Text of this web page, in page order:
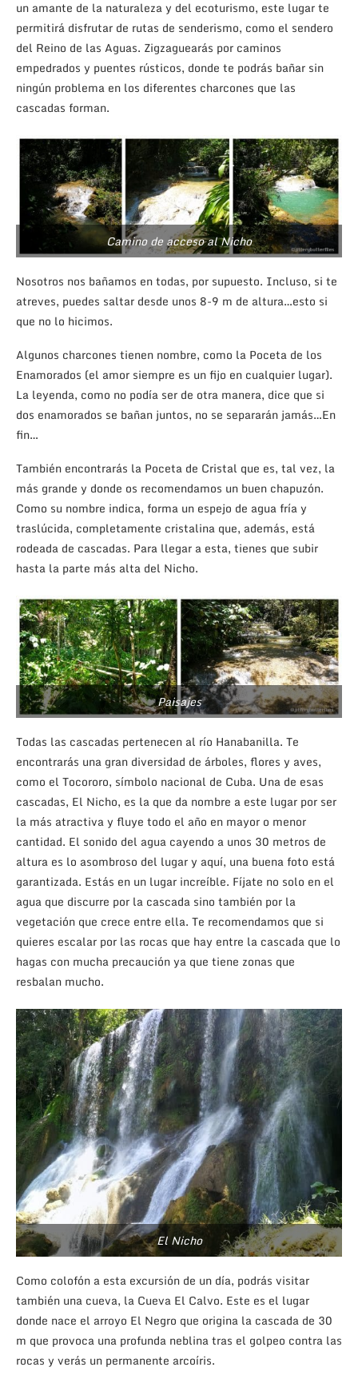
un amante de la naturaleza y del ecoturismo, este lugar te
permitirá disfrutar de rutas de senderismo, como el sendero
del Reino de las Aguas. Zigzaguearás por caminos
empedrados y puentes rústicos, donde te podrás bañar sin
ningún problema en los diferentes charcones que las
cascadas forman.
Camino de acceso al Nicho
Nosotros nos bañamos en todas, por supuesto. Incluso, si te
atreves, puedes saltar desde unos 8-9 m de altura…esto si
que no lo hicimos.
Algunos charcones tienen nombre, como la Poceta de los
Enamorados (el amor siempre es un fijo en cualquier lugar).
La leyenda, como no podía ser de otra manera, dice que si
dos enamorados se bañan juntos, no se separarán jamás…En
fin…
También encontrarás la Poceta de Cristal que es, tal vez, la
más grande y donde os recomendamos un buen chapuzón.
Como su nombre indica, forma un espejo de agua fría y
traslúcida, completamente cristalina que, además, está
rodeada de cascadas. Para llegar a esta, tienes que subir
hasta la parte más alta del Nicho.
Paisajes
Todas las cascadas pertenecen al río Hanabanilla. Te
encontrarás una gran diversidad de árboles, flores y aves,
como el Tocororo, símbolo nacional de Cuba. Una de esas
cascadas, El Nicho, es la que da nombre a este lugar por ser
la más atractiva y fluye todo el año en mayor o menor
cantidad. El sonido del agua cayendo a unos 30 metros de
altura es lo asombroso del lugar y aquí, una buena foto está
garantizada. Estás en un lugar increíble. Fíjate no solo en el
agua que discurre por la cascada sino también por la
vegetación que crece entre ella. Te recomendamos que si
quieres escalar por las rocas que hay entre la cascada que lo
hagas con mucha precaución ya que tiene zonas que
resbalan mucho.
El Nicho
Como colofón a esta excursión de un día, podrás visitar
también una cueva, la Cueva El Calvo. Este es el lugar
donde nace el arroyo El Negro que origina la cascada de 30
m que provoca una profunda neblina tras el golpeo contra las
rocas y verás un permanente arcoíris.